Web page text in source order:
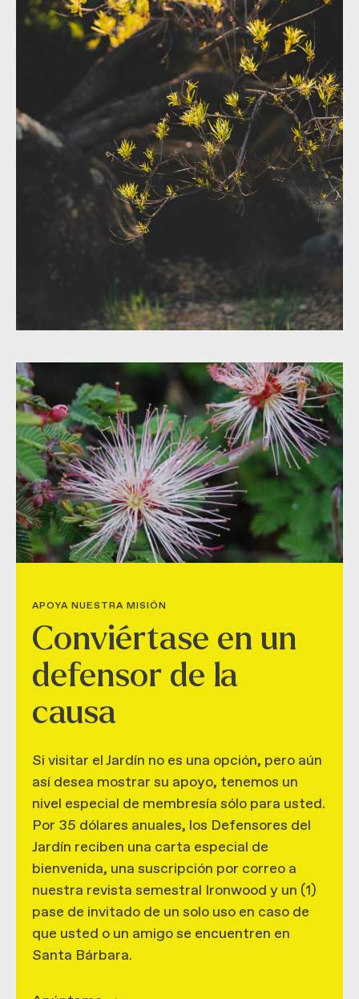
APOYA NUESTRA MISIÓN
Conviértase en un
defensor de la
causa
Si visitar el Jardín no es una opción, pero aún
así desea mostrar su apoyo, tenemos un
nivel especial de membresía sólo para usted.
Por 35 dólares anuales, los Defensores del
Jardín reciben una carta especial de
bienvenida, una suscripción por correo a
nuestra revista semestral Ironwood y un (1)
pase de invitado de un solo uso en caso de
que usted o un amigo se encuentren en
Santa Bárbara.